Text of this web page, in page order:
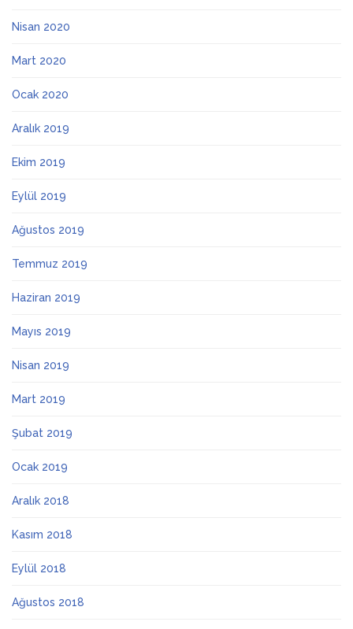
Nisan 2020
Mart 2020
Ocak 2020
Aralık 2019
Ekim 2019
Eylül 2019
Ağustos 2019
Temmuz 2019
Haziran 2019
Mayıs 2019
Nisan 2019
Mart 2019
Şubat 2019
Ocak 2019
Aralık 2018
Kasım 2018
Eylül 2018
Ağustos 2018